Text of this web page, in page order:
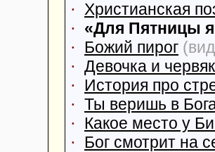
· Христианская
· «Для Пятницы
· Божий пирог
· Девочка и червяк
· История про
· Ты веришь в
· Какое место у
· Бог смотрит на